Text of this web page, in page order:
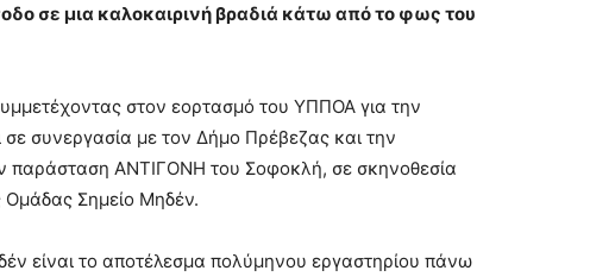
σε μια καλοκαιρινή βραδιά κάτω από το φως του
στον εορτασμό του ΥΠΠΟΑ για την
συνεργασία με τον Δήμο Πρέβεζας και την
παράσταση ΑΝΤΙΓΟΝΗ του Σοφοκλή, σε σκηνοθεσία
Σημείο Μηδέν.
είναι το αποτέλεσμα πολύμηνου εργαστηρίου πάνω